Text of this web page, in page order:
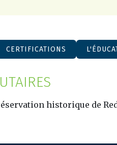
CERTIFICATIONS
historique de